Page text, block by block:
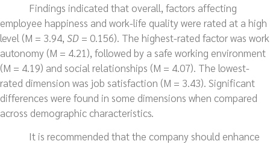
Findings indicated that overall, factors affecting
employee happiness and work-life quality were rated at a high
level (M = 3.94, SD = 0.156). The highest-rated factor was work
autonomy (M = 4.21), followed by a safe working environment
(M = 4.19) and social relationships (M = 4.07). The lowest-
rated dimension was job satisfaction (M = 3.43). Significant
differences were found in some dimensions when compared
across demographic characteristics.
It is recommended that the company should enhance